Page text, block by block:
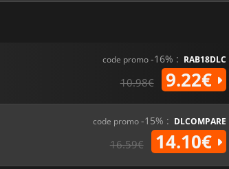
code promo-16% : RAB18DLC
10.98€ 9.22€
code promo-15% : DLCOMPARE
16.59€ 14.10€